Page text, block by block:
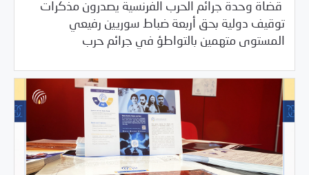
قضاة وحدة جرائم الحرب الفرنسية يصدرون مذكرات
توقيف دولية بحق أربعة ضباط سوريين رفيعي
المستوى متهمين بالتواطؤ في جرائم حرب
10/19/2023
2023
/بيانات المركز